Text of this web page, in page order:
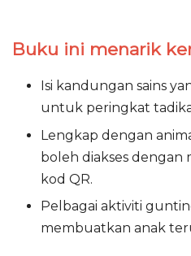
Buku ini menarik
Isi kandungan sains
untuk peringkat
Lengkap dengan
boleh diakses dengan
kod QR.
Pelbagai aktiviti
membuatkan anak